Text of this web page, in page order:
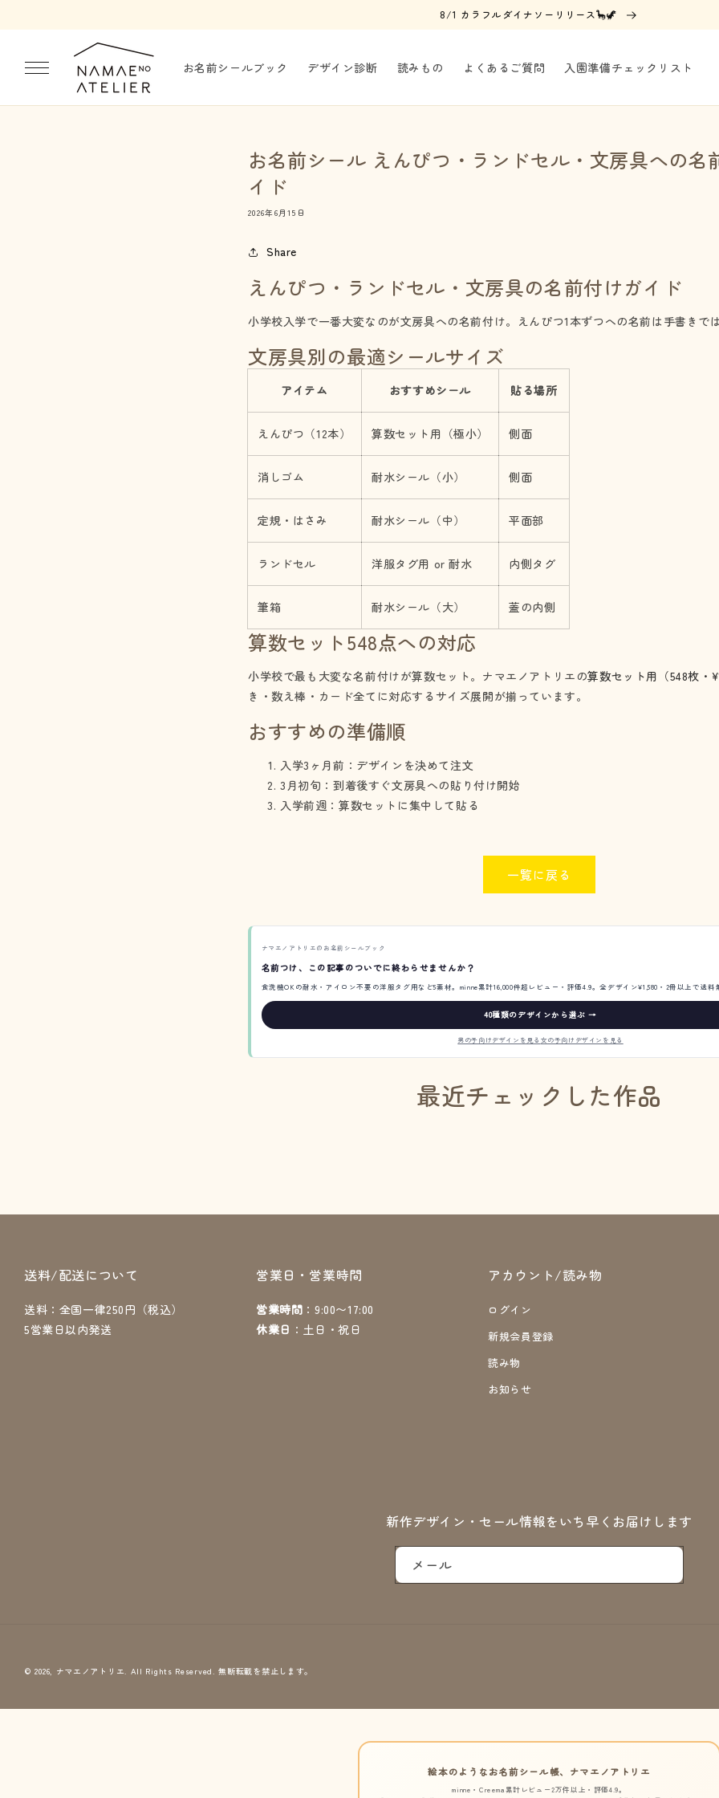
8/1 カラフルダイナソーリリース🦕🦖
お名前シールブック デザイン診断 読みもの よくあるご質問 入園準備チェックリスト
お名前シール えんぴつ・ランドセル・文房具への名
イド
2026年6月15日
Share
えんぴつ・ランドセル・文房具の名前付けガイド
小学校入学で一番大変なのが文房具への名前付け。えんぴつ1本ずつへの名前は手書きで
文房具別の最適シールサイズ
アイテム おすすめシール 貼る場所
えんぴつ（12本） 算数セット用（極小） 側面
消しゴム 耐水シール（小） 側面
定規・はさみ 耐水シール（中） 平面部
ランドセル 洋服タグ用 or 耐水 内側タグ
筆箱 耐水シール（大） 蓋の内側
算数セット548点への対応
小学校で最も大変な名前付けが算数セット。ナマエノアトリエの算数セット用（548枚・
き・数え棒・カード全てに対応するサイズ展開が揃っています。
おすすめの準備順
入学3ヶ月前：デザインを決めて注文
3月初旬：到着後すぐ文房具への貼り付け開始
入学前週：算数セットに集中して貼る
一覧に戻る
ナマエノアトリエのお名前シールブック
名前つけ、この記事のついでに終わらせませんか？
食洗機OKの耐水・アイロン不要の洋服タグ用など5素材。minne累計16,000件超レビュー・評価4.9。全デザイン¥1,580・2冊以上で送料
40種類のデザインから選ぶ →
男の子向けデザインを見る 女の子向けデザインを見る
最近チェックした作品
送料/配送について
送料：全国一律250円（税込）
5営業日以内発送
営業日・営業時間
営業時間 ：9:00〜17:00
休業日 ：土日・祝日
アカウント/読み物
ログイン
新規会員登録
読み物
お知らせ
新作デザイン・セール情報をいち早くお届けします
メール
© 2026, ナマエノアトリエ. All Rights Reserved. 無断転載を禁止します。
絵本のようなお名前シール帳、ナマエノアトリエ
minne・Creema累計レビュー2万件以上・評価4.9。